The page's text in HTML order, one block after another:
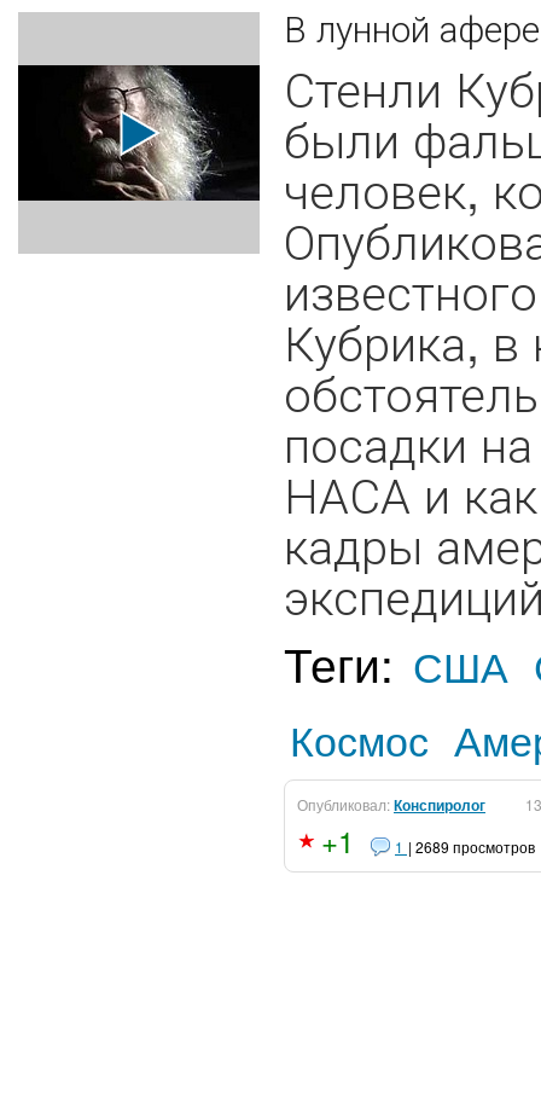
В лунной
Стенли
были
человек,
Кубрика,
посадки
НАСА и
кадры
Теги: США
Космос
Опубликовал:Конспиролог
+1 1 | 2689 просмотров